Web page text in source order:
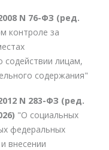
N 76-ФЗ (ред.
контроле за
содействии лицам,
содержания"
N 283-ФЗ (ред.
"О социальных
федеральных
внесении